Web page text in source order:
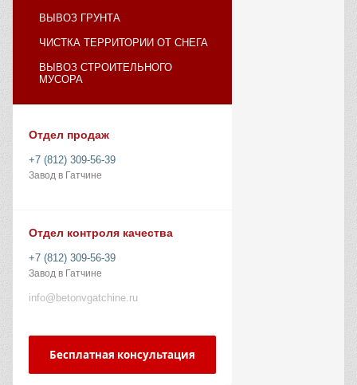
ВЫВОЗ ГРУНТА
ЧИСТКА ТЕРРИТОРИИ ОТ СНЕГА
ВЫВОЗ СТРОИТЕЛЬНОГО
МУСОРА
Отдел продаж
+7 (812) 309-56-39
Завод в Гатчине
Отдел контроля качества
+7 (812) 309-56-39
Завод в Гатчине
info@betonvgatchine.ru
Бесплатная консультация